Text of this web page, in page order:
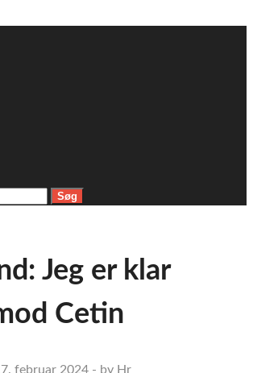
Jeg er klar
Cetin
februar 2024 - by Hr